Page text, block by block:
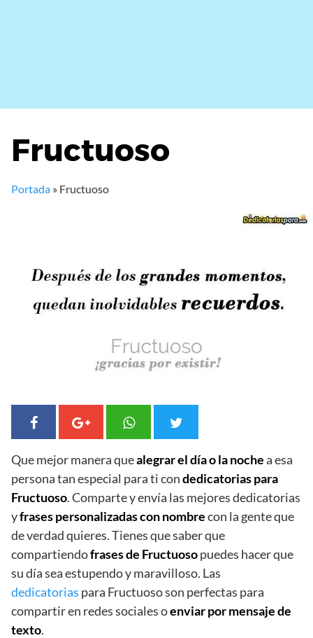
Fructuoso
Portada » Fructuoso
Que mejor manera quealegrar el día o la nochea esa
persona tan especial para ti condedicatorias para
Fructuoso. Comparte y envía las mejores dedicatorias
yfrases personalizadas con nombrecon la gente que
de verdad quieres. Tienes que saber que
compartiendofrases de Fructuosopuedes hacer que
su día sea estupendo y maravilloso. Las
dedicatorias para Fructuoso son perfectas para
compartir en redes sociales oenviar por mensaje de
texto.